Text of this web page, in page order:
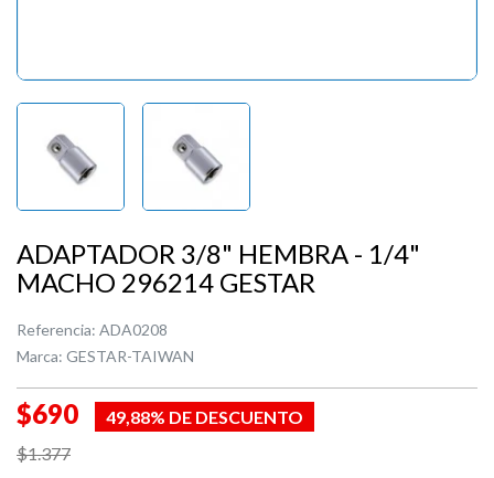
ADAPTADOR 3/8" HEMBRA - 1/4"
MACHO 296214 GESTAR
Referencia: ADA0208
Marca: GESTAR-TAIWAN
$690
49,88% DE DESCUENTO
$1.377